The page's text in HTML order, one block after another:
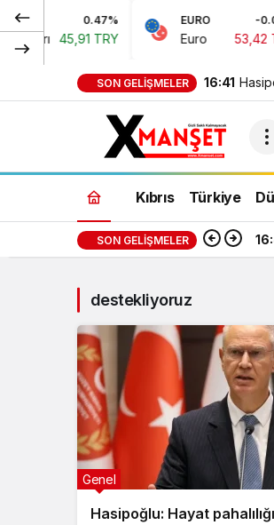
0.47%
45,91 TRY
EURO -0.06%
Euro 53,42 TRY
SON GELIŞMELER 16:41
Kıbrıs Türkiye
SON GELIŞMELER
destekliyoruz
Hasipoğlu: Hayat
Genel